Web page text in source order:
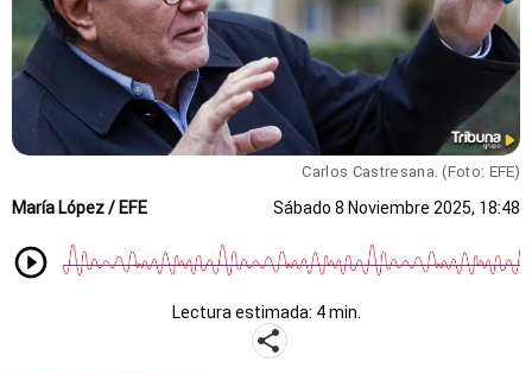
Carlos Castresana. (Foto: EFE)
María López / EFE Sábado 8 Noviembre 2025, 18:48
Lectura estimada: 4 min.